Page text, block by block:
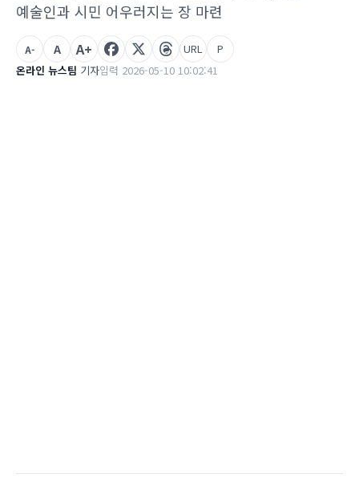
예술인과 시민 어우러지는 장 마련
온라인 뉴스팀 기자입력 2026-05-10 10:02:41
A- A A+ URL P